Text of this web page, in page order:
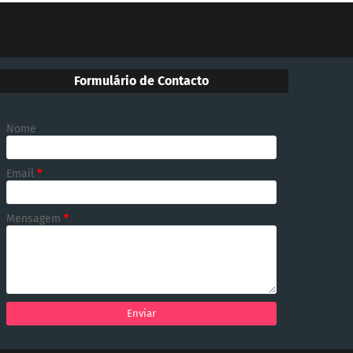
Formulário de Contacto
Nome
Email *
Mensagem *